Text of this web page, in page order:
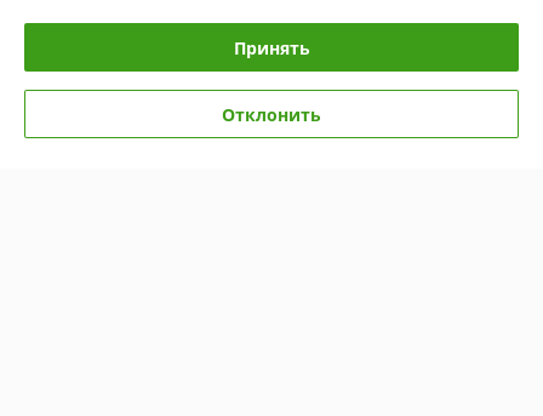
Контакты
Доставка и оплата
График работы
Принять
Отклонить